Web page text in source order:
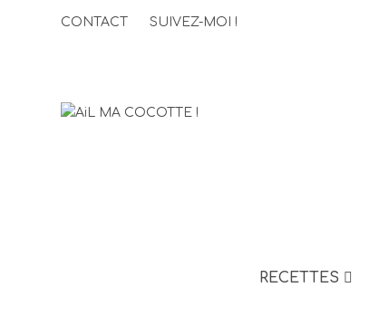
CONTACT SUIVEZ-MOI !
RECETTES